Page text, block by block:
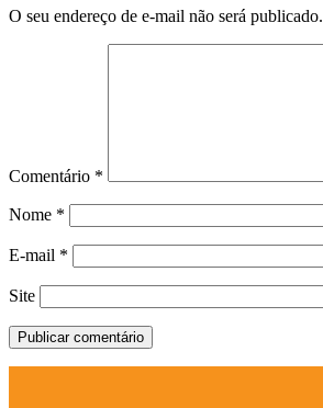
O seu endereço de e-mail não será publicado.
Comentário *
Nome *
E-mail *
Site